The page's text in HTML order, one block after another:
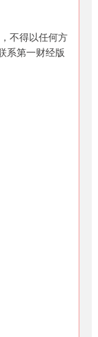
不得以任何方
系第一财经版